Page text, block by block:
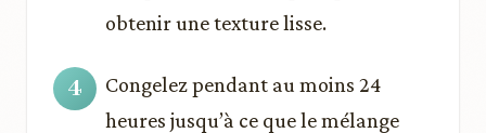
obtenir une texture lisse.
Congelez pendant au moins 24
heures jusqu’à ce que le mélange